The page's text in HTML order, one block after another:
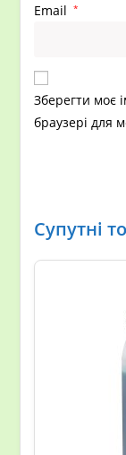
Email *
Зберегти моє
браузері для
Супутні